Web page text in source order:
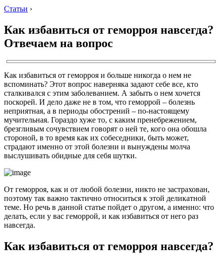
Статьи ›
Как избавиться от геморроя навсегда?
Отвечаем на вопрос
Как избавиться от геморроя и больше никогда о нем не
вспоминать? Этот вопрос наверняка задают себе все, кто
сталкивался с этим заболеванием. А забыть о нем хочется
поскорей. И дело даже не в том, что геморрой – болезнь
неприятная, а в периоды обострений – по-настоящему
мучительная. Гораздо хуже то, с каким пренебрежением,
брезгливым сочувствием говорят о ней те, кого она обошла
стороной, в то время как их собеседники, быть может,
страдают именно от этой болезни и вынуждены молча
выслушивать обидные для себя шутки.
От геморроя, как и от любой болезни, никто не застрахован,
поэтому так важно тактично относиться к этой деликатной
теме. Но речь в данной статье пойдет о другом, а именно: что
делать, если у вас геморрой, и как избавиться от него раз
навсегда.
Как избавиться от геморроя навсегда?